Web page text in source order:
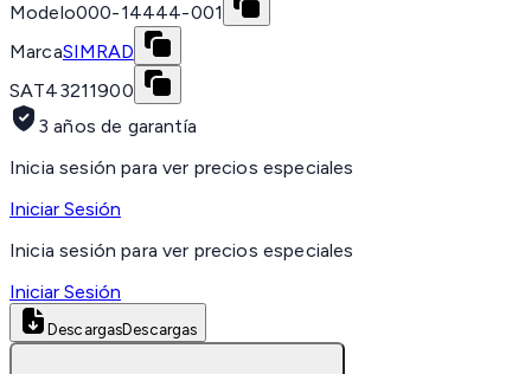
Modelo000-14444-001
MarcaSIMRAD
SAT43211900
3 años de garantía
Inicia sesión para ver precios especiales
Iniciar Sesión
Inicia sesión para ver precios especiales
Iniciar Sesión
DescargasDescargas